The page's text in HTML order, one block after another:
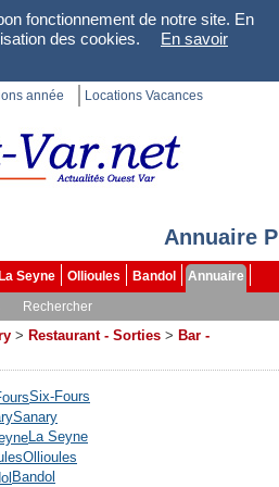
fonctionnement de notre site. En
des cookies.
En savoir
année Locations Vacances
Annuaire
La Seyne Ollioules Bandol
Annuaire
Rechercher
> Restaurant - Sorties > Bar -
Six-Fours
Sanary
La Seyne
Ollioules
Bandol